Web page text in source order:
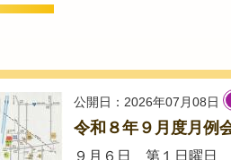
公開日：2026年07月08日
令和８年９月度月例
９月６日 第１日曜日